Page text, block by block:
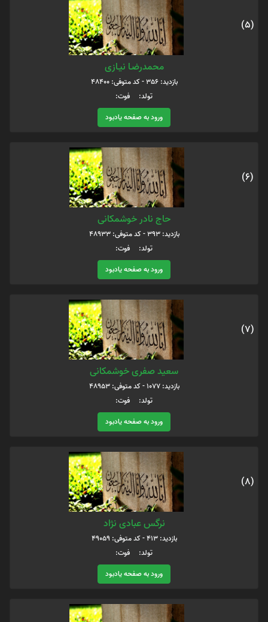
(5)
محمدرضـا نیـازی
بازدید: 356 - کد متوفی: 48400
تولد: فوت:
ورود به صفحه یادبود
(6)
حاج نادر خوشمکانی
بازدید: 393 - کد متوفی: 48933
تولد: فوت:
ورود به صفحه یادبود
(7)
سعید صفری خوشمکانی
بازدید: 1077 - کد متوفی: 48953
تولد: فوت:
ورود به صفحه یادبود
(8)
نرگس عبادی نژاد
بازدید: 413 - کد متوفی: 49059
تولد: فوت:
ورود به صفحه یادبود